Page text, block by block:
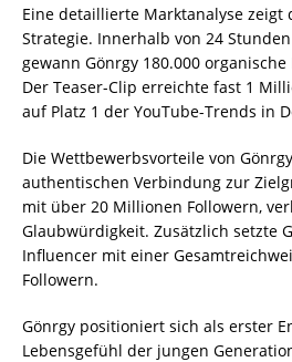
Eine detaillierte Marktanalyse zeigt
Strategie. Innerhalb von 24
gewann Gönrgy 180.000
Der Teaser-Clip erreichte fast 1
auf Platz 1 der YouTube-Trends in
Die Wettbewerbsvorteile von
authentischen Verbindung zur
mit über 20 Millionen Followern,
Glaubwürdigkeit. Zusätzlich setzte
Influencer mit einer
Followern.
Gönrgy positioniert sich als erster
Lebensgefühl der jungen